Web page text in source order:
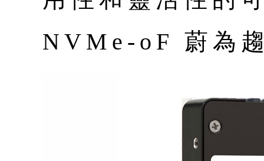
NVMe-oF 蔚為